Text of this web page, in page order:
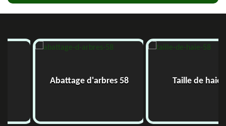
Abattage d'arbres 58 Taille de haie